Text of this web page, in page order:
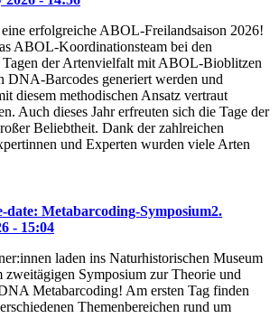
erfolgreiche ABOL-Freilandsaison 2026!
ABOL-Koordinationsteam bei den
Tagen der Artenvielfalt mit ABOL-Bioblitzen
DNA-Barcodes generiert werden und
diesem methodischen Ansatz vertraut
Auch dieses Jahr erfreuten sich die Tage der
Beliebtheit. Dank der zahlreichen
und Experten wurden viele Arten
date: Metabarcoding-Symposium2.
- 15:04
laden ins Naturhistorischen Museum
zweitägigen Symposium zur Theorie und
Metabarcoding! Am ersten Tag finden
Themenbereichen rund um